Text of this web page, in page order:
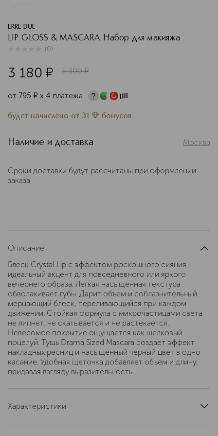
ERRE DUE
LIP GLOSS & MASCARA Набор для макияжа
(0)
3 180 ¤ 5 300 ¤
от 795 ¤ х 4 платежа
будет начислено от 31 бонусов
Наличие и доставка Москва
Сроки доставки будут рассчитаны при оформлении
заказа
Описание
Блеск Crystal Lip с эффектом роскошного сияния -
идеальный акцент для повседневного или яркого
вечернего образа. Легкая насыщенная текстура
обволакивает губы. Дарит объем и соблазнительный
мерцающий блеск, переливающийся при каждом
движении. Стойкая формула с микрочастицами света
не липнет, не скатывается и не растекается.
Невесомое покрытие ощущается как шелковый
поцелуй. Тушь Drama Sized Mascara создает эффект
накладных ресниц и насыщенный черный цвет в одно
касание. Удобная щеточка добавляет объем и длину,
придавая взгляду выразительность.
Характеристики